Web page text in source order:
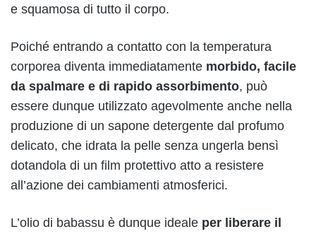
e squamosa di tutto il corpo.
Poiché entrando a contatto con la temperatura
corporea diventa immediatamente morbido, facile
da spalmare e di rapido assorbimento, può
essere dunque utilizzato agevolmente anche nella
produzione di un sapone detergente dal profumo
delicato, che idrata la pelle senza ungerla bensì
dotandola di un film protettivo atto a resistere
all’azione dei cambiamenti atmosferici.
L’olio di babassu è dunque ideale per liberare il